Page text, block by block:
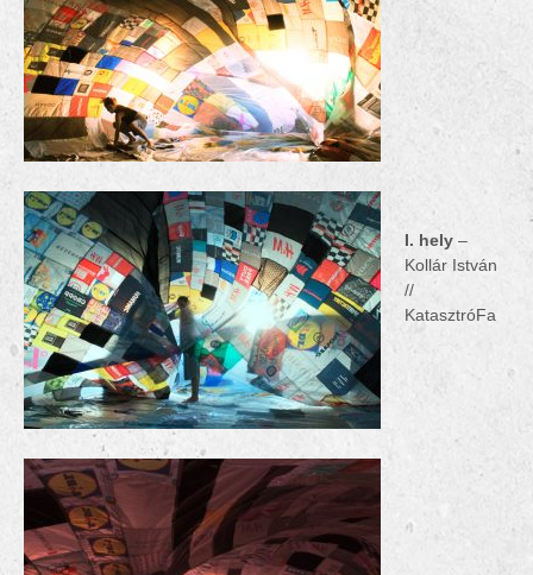
I. hely –
Kollár István
//
KatasztróFa